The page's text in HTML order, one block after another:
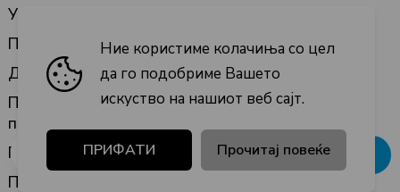
Ние користиме колачиња со цел
да го подобриме Вашето
искуство на нашиот веб сајт.
ПРИФАТИ Прочитај повеќе
Услови на користење
Правила на купување
Достава
Право на откажување, враќање или замена на
производ
Политика за колачиња
Политика на приватност
Добивај попусти